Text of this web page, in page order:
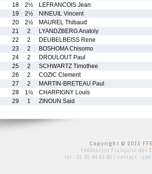
18
2½
LEFRANCOIS Jean
19
2½
NINEUIL Vincent
20
2½
MAUREL Thibaud
21
2
LYANDZBERG Anatoly
22
2
DEUBELBEISS Rene
23
2
BOSHOMA Chisomo
24
2
DROULOUT Paul
25
2
SCHWARTZ Timothee
26
2
COZIC Clement
27
2
MARTIN-BRETEAU Paul
28
1½
CHARPIGNY Louis
29
1 ZINOUN Said
Copyright © 2015
Fédération Française des
tél : 01 39 44 65 80 | contact :